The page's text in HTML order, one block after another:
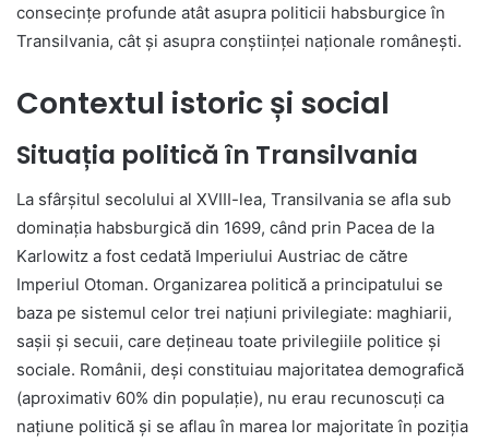
consecințe profunde atât asupra politicii habsburgice în
Transilvania, cât și asupra conștiinței naționale românești.
Contextul istoric și social
Situația politică în Transilvania
La sfârșitul secolului al XVIII-lea, Transilvania se afla sub
dominația habsburgică din 1699, când prin Pacea de la
Karlowitz a fost cedată Imperiului Austriac de către
Imperiul Otoman. Organizarea politică a principatului se
baza pe sistemul celor trei națiuni privilegiate: maghiarii,
sașii și secuii, care dețineau toate privilegiile politice și
sociale. Românii, deși constituiau majoritatea demografică
(aproximativ 60% din populație), nu erau recunoscuți ca
națiune politică și se aflau în marea lor majoritate în poziția